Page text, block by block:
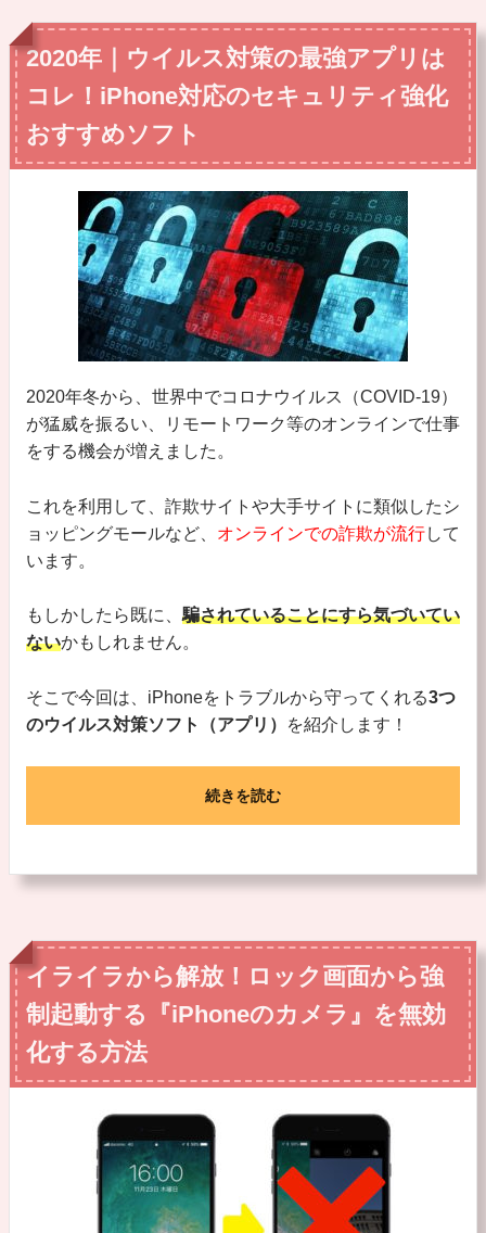
2020年｜ウイルス対策の最強アプリは
コレ！iPhone対応のセキュリティ強化
おすすめソフト
2020年冬から、世界中でコロナウイルス（COVID-19）
が猛威を振るい、リモートワーク等のオンラインで仕事
をする機会が増えました。
これを利用して、詐欺サイトや大手サイトに類似したシ
ョッピングモールなど、 オンラインでの詐欺が流行して
います。
もしかしたら既に、騙されていることにすら気づいてい
ないかもしれません。
そこで今回は、iPhoneをトラブルから守ってくれる3つ
のウイルス対策ソフト（アプリ）
を紹介します！
続きを読む
イライラから解放！ロック画面から強
制起動する『iPhoneのカメラ』を無効
化する方法